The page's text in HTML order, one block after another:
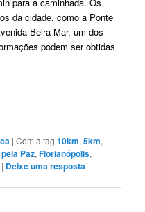
da cidade, como a Ponte
Beira Mar, um dos
podem ser obtidas
|Com a tag10km,5km,
Paz,Florianópolis,
| Deixe uma resposta